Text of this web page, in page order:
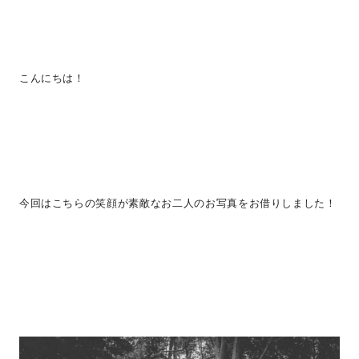
こんにちは！
今回はこちらの笑顔が素敵なお二人のお写真をお借りしました！